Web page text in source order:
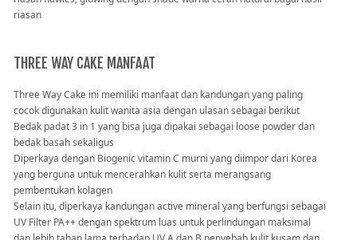
riasan
THREE WAY CAKE MANFAAT
Three Way Cake ini memiliki manfaat dan kandungan yang paling
cocok digunakan kulit wanita asia dengan ulasan sebagai berikut
Bedak padat 3 in 1 yang bisa juga dipakai sebagai loose powder dan
bedak basah sekaligus
Diperkaya dengan Biogenic vitamin C murni yang diimpor dari Korea
yang berguna untuk mencerahkan kulit serta merangsang
pembentukan kolagen
Selain itu, diperkaya kandungan active mineral yang berfungsi sebagai
UV Filter PA++ dengan spektrum luas untuk perlindungan maksimal